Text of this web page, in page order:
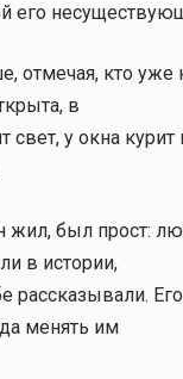
его
отмечая, кто уже
в
свет, у окна
жил, был прост:
в истории,
рассказывали.
менять им